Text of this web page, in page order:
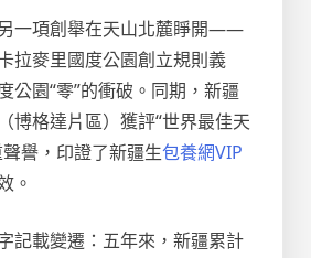
一項創舉在天山北麓睜開——
拉麥里國度公園創立規則義
公園“零”的衝破。同期，新疆
博格達片區）獲評“世界最佳天
譽，印證了新疆生包養網VIP
。
記載變遷：五年來，新疆累計